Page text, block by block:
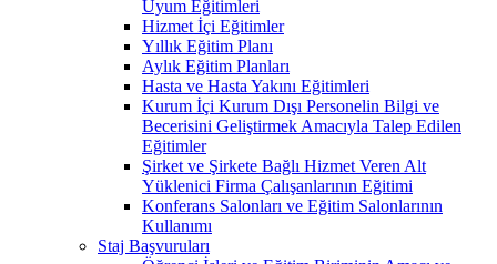
Uyum Eğitimleri
Hizmet İçi Eğitimler
Yıllık Eğitim Planı
Aylık Eğitim Planları
Hasta ve Hasta Yakını Eğitimleri
Kurum İçi Kurum Dışı Personelin Bilgi ve
Becerisini Geliştirmek Amacıyla Talep Edilen
Eğitimler
Şirket ve Şirkete Bağlı Hizmet Veren Alt
Yüklenici Firma Çalışanlarının Eğitimi
Konferans Salonları ve Eğitim Salonlarının
Kullanımı
Staj Başvuruları